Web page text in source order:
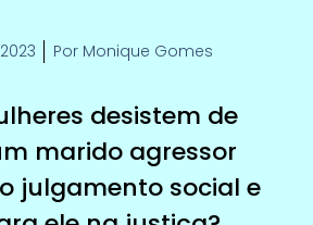
PorMonique Gomes
desistem de
marido agressor
julgamento social e